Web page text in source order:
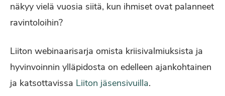
näkyy vielä vuosia siitä, kun ihmiset ovat palanneet
ravintoloihin?
Liiton webinaarisarja omista kriisivalmiuksista ja
hyvinvoinnin ylläpidosta on edelleen ajankohtainen
ja katsottavissa Liiton jäsensivuilla.